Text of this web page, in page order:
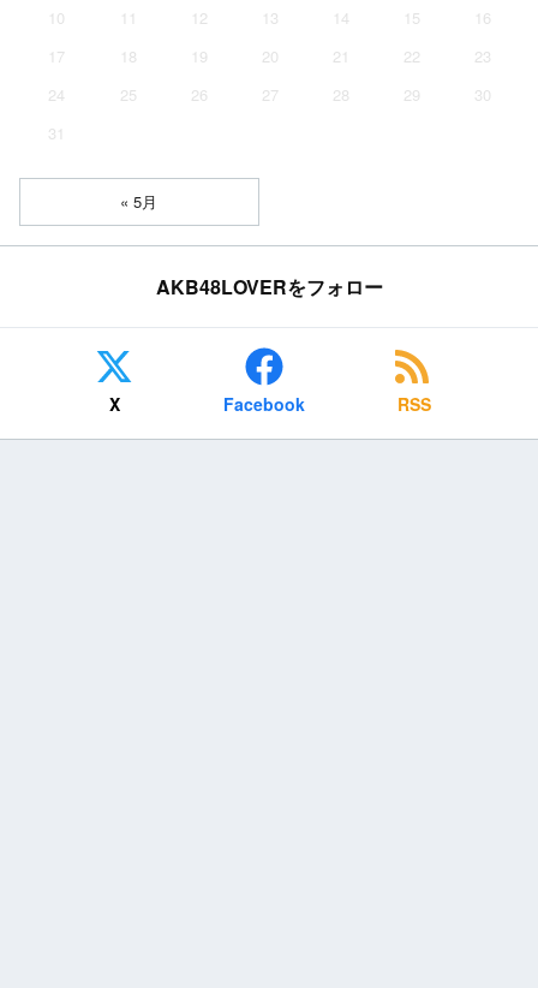
10
11 12 13 14 15
16
17
18 19 20 21 22
23
24
25 26 27 28 29
30
31
« 5月
AKB48LOVERをフォロー
X Facebook RSS